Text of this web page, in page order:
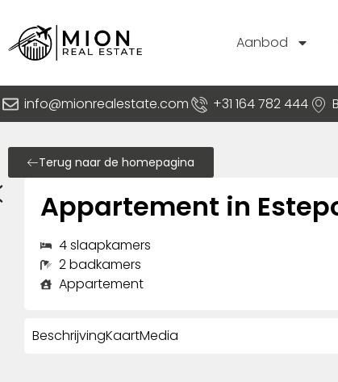
Aanbod
info@mionrealestate.com +31 164 782 444
Terug naar de homepagina
Appartement in
4 slaapkamers
2 badkamers
Appartement
BeschrijvingKaartMedia